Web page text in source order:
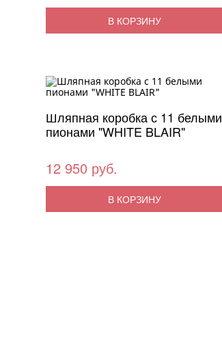
В КОРЗИНУ
Шляпная коробка с 11 белыми
пионами "WHITE BLAIR"
12 950 руб.
В КОРЗИНУ